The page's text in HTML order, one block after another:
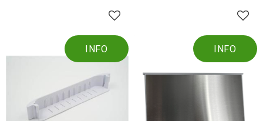
Lägg till i favoriter
INFO INFO